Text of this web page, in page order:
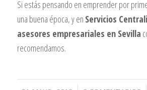
Si estás pensando en emprender por
una buena época, y en Servicios
asesores empresariales en Sevilla
recomendamos.